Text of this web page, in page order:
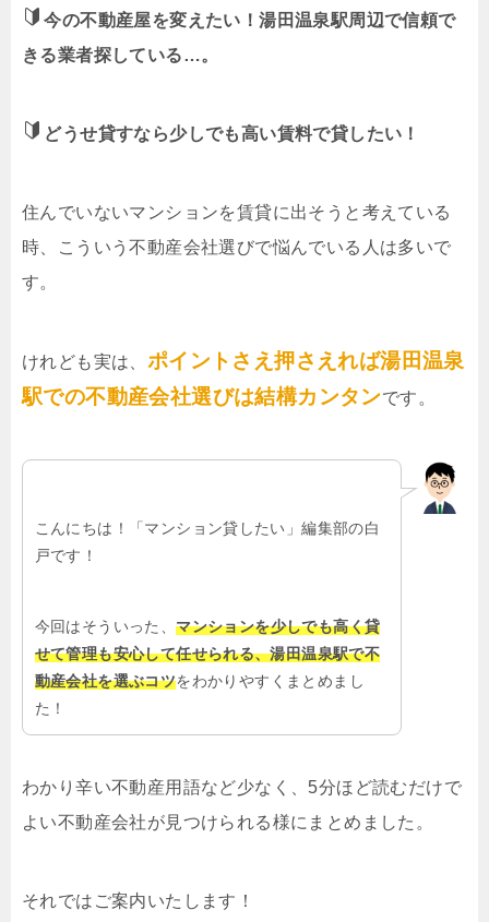
今の不動産屋を変えたい！湯田温泉駅周辺で信頼で
きる業者探している…。
どうせ貸すなら少しでも高い賃料で貸したい！
住んでいないマンションを賃貸に出そうと考えている
時、こういう不動産会社選びで悩んでいる人は多いで
す。
けれども実は、 ポイントさえ押さえれば湯田温泉
駅での不動産会社選びは結構カンタンです。
こんにちは！「マンション貸したい」編集部の白
戸です！
今回はそういった、マンションを少しでも高く貸
せて管理も安心して任せられる、湯田温泉駅で不
動産会社を選ぶコツをわかりやすくまとめまし
た！
わかり辛い不動産用語など少なく、5分ほど読むだけで
よい不動産会社が見つけられる様にまとめました。
それではご案内いたします！